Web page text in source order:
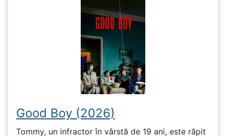
Good Boy (2026)
Tommy, un infractor în vârstă de 19 ani, este răpit